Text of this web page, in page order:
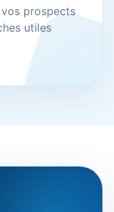
prospects
utiles